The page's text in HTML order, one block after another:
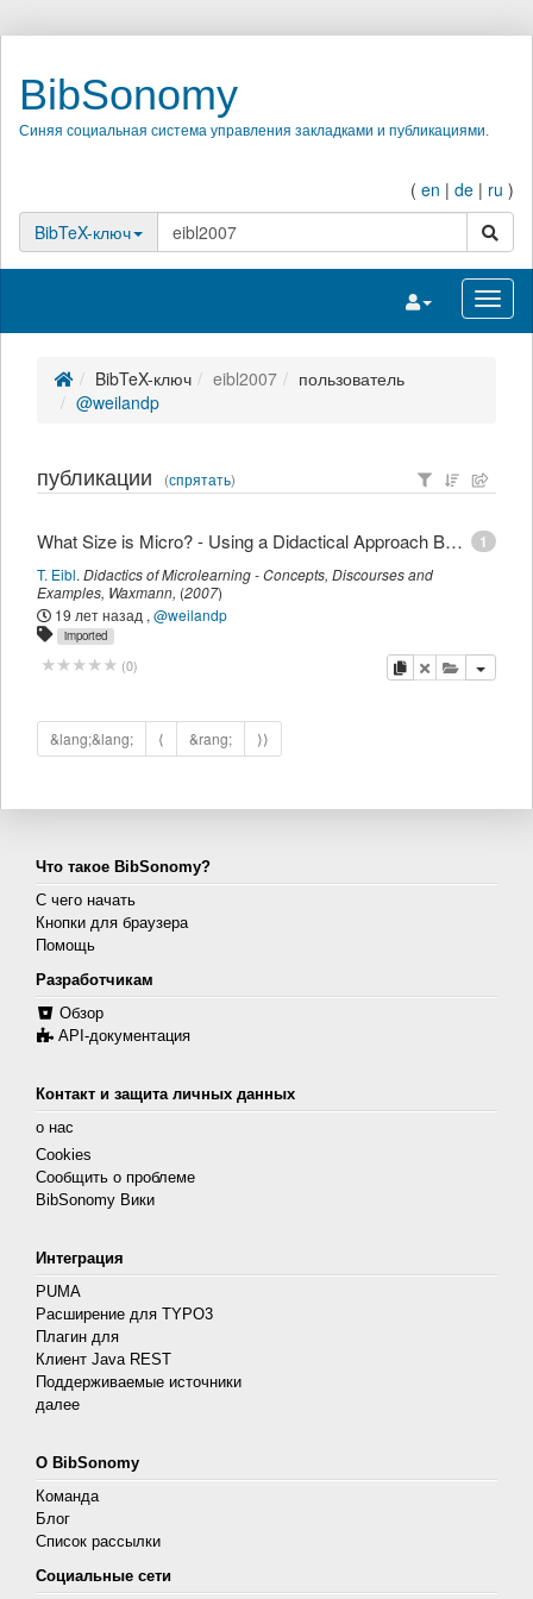
BibSonomy
Синяя социальная система управления закладками и публикациями.
( en | de | ru )
BibTeX-ключ
поиск
Переключить
BibTeX-ключ eibl2007
пользователь
@weilandp
публикации (спрятать)
1
What Size is Micro? - Using a Didactical Approach Based on Learning Objectives to Define Granularity
T. Eibl. Didactics of Microlearning - Concepts, Discourses and
Examples, Waxmann, (2007)
19 лет назад , @weilandp
imported
(0) копировать
удалитьдобавить
&lang;&lang; ⟨ &rang; ⟩⟩
Что такое BibSonomy?
С чего начать
Кнопки для браузера
Помощь
Разработчикам
Обзор
API-документация
Контакт и защита личных данных
о нас
Cookies
Сообщить о проблеме
BibSonomy Вики
Интеграция
PUMA
Расширение для TYPO3
Плагин для
Клиент Java REST
Поддерживаемые источники
далее
О BibSonomy
Команда
Блог
Список рассылки
Социальные сети